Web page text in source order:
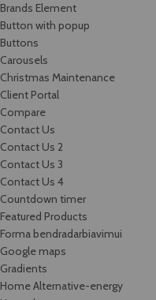
Brands Element
Button with popup
Buttons
Carousels
Christmas Maintenance
Client Portal
Compare
Contact Us
Contact Us 2
Contact Us 3
Contact Us 4
Countdown timer
Featured Products
Forma bendradarbiavimui
Google maps
Gradients
Home Alternative-energy